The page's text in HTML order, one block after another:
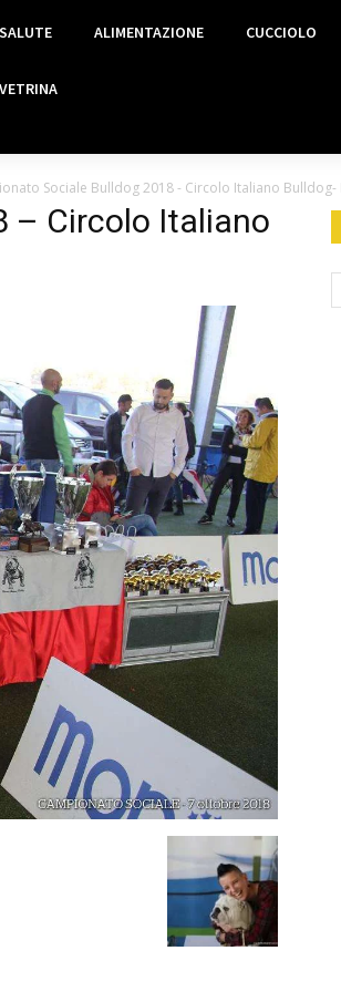
SALUTE ALIMENTAZIONE CUCCIOLO
VETRINA
Sociale Bulldog 2018 - Circolo Italiano Bulldog-
– Circolo Italiano